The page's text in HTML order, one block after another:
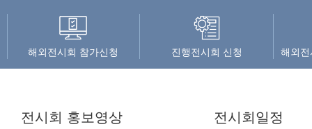
해외전시회 참가신청 진행전시회 신청 해외
전시회 홍보영상 전시회일정